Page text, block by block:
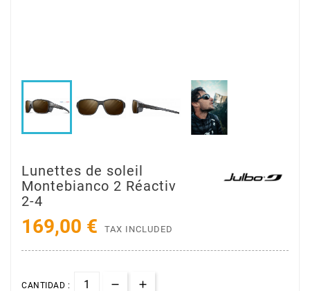
Lunettes de soleil
Montebianco 2 Réactiv
2-4
169,00 € TAX INCLUDED
CANTIDAD :